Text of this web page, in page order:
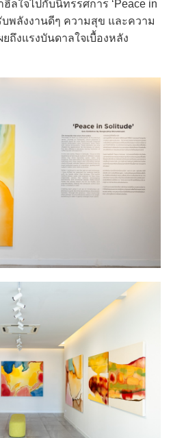
ลใจไปกับนิทรรศการ ‘Peace in
บพลังงานดีๆ ความสุข และความ
ถึงแรงบันดาลใจเบื้องหลัง